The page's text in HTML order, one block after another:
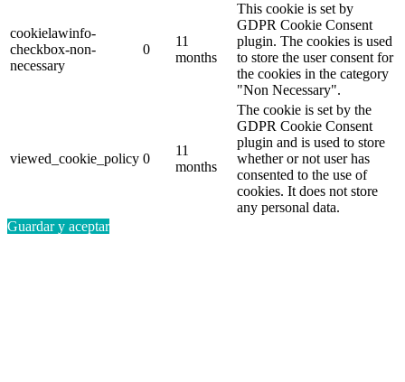
cookielawinfo-
checkbox-non-
necessary
0
11
months
This cookie is set by
GDPR Cookie Consent
plugin. The cookies is used
to store the user consent for
the cookies in the category
"Non Necessary".
viewed_cookie_policy 0
11
months
The cookie is set by the
GDPR Cookie Consent
plugin and is used to store
whether or not user has
consented to the use of
cookies. It does not store
any personal data.
Guardar y aceptar